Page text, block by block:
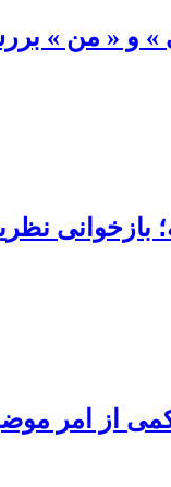
» و « من »
از امر